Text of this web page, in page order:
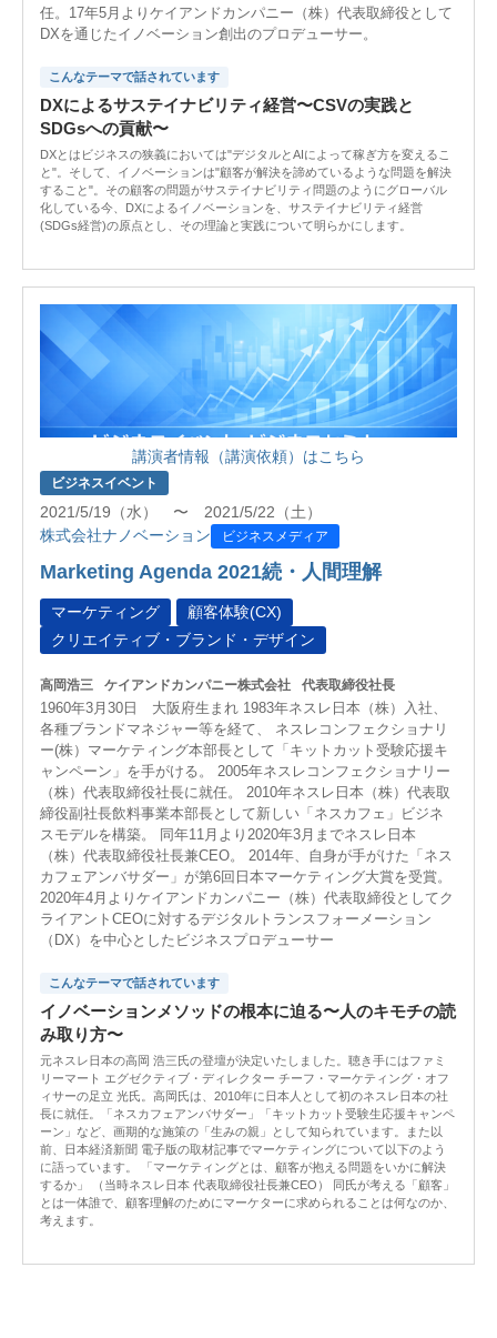
任。17年5月よりケイアンドカンパニー（株）代表取締役として
DXを通じたイノベーション創出のプロデューサー。
こんなテーマで話されています
DXによるサステイナビリティ経営〜CSVの実践と
SDGsへの貢献〜
DXとはビジネスの狭義においては"デジタルとAIによって稼ぎ方を変えるこ
と"。そして、イノベーションは"顧客が解決を諦めているような問題を解決
すること"。その顧客の問題がサステイナビリティ問題のようにグローバル
化している今、DXによるイノベーションを、サステイナビリティ経営
(SDGs経営)の原点とし、その理論と実践について明らかにします。
講演者情報（講演依頼）はこちら
ビジネスイベント
2021/5/19（水） 〜 2021/5/22（土）
株式会社ナノベーション
ビジネスメディア
Marketing Agenda 2021続・人間理解
マーケティング
顧客体験(CX)
クリエイティブ・ブランド・デザイン
高岡浩三 ケイアンドカンパニー株式会社 代表取締役社長
1960年3月30日 大阪府生まれ 1983年ネスレ日本（株）入社、
各種ブランドマネジャー等を経て、 ネスレコンフェクショナリ
ー(株）マーケティング本部長として「キットカット受験応援キ
ャンペーン」を手がける。 2005年ネスレコンフェクショナリー
（株）代表取締役社長に就任。 2010年ネスレ日本（株）代表取
締役副社長飲料事業本部長として新しい「ネスカフェ」ビジネ
スモデルを構築。 同年11月より2020年3月までネスレ日本
（株）代表取締役社長兼CEO。 2014年、自身が手がけた「ネス
カフェアンバサダー」が第6回日本マーケティング大賞を受賞。
2020年4月よりケイアンドカンパニー（株）代表取締役としてク
ライアントCEOに対するデジタルトランスフォーメーション
（DX）を中心としたビジネスプロデューサー
こんなテーマで話されています
イノベーションメソッドの根本に迫る〜人のキモチの読
み取り方〜
元ネスレ日本の高岡 浩三氏の登壇が決定いたしました。聴き手にはファミ
リーマート エグゼクティブ・ディレクター チーフ・マーケティング・オフ
ィサーの足立 光氏。高岡氏は、2010年に日本人として初のネスレ日本の社
長に就任。「ネスカフェアンバサダー」「キットカット受験生応援キャンペ
ーン」など、画期的な施策の「生みの親」として知られています。また以
前、日本経済新聞 電子版の取材記事でマーケティングについて以下のよう
に語っています。 「マーケティングとは、顧客が抱える問題をいかに解決
するか」 （当時ネスレ日本 代表取締役社長兼CEO） 同氏が考える「顧客」
とは一体誰で、顧客理解のためにマーケターに求められることは何なのか、
考えます。